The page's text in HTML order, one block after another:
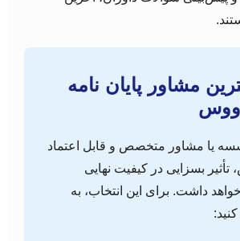
مشاور پایان نامه
یا مشاور متخصص و قابل اعتماد
تأثیر بسزایی در کیفیت نهایی
داشت. برای این انتخاب، به